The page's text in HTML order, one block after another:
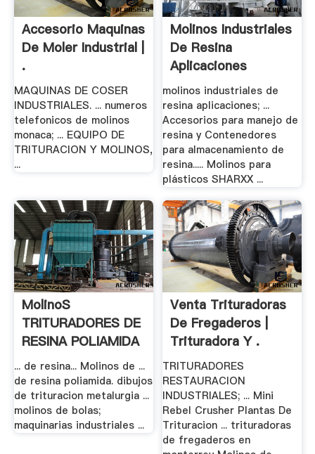
Accesorio Maquinas
De Moler Industrial |
.
MAQUINAS DE COSER
INDUSTRIALES. ... numeros
telefonicos de molinos
monaca; ... EQUIPO DE
TRITURACION Y MOLINOS,
...
Molinos Industriales
De Resina
Aplicaciones
molinos industriales de
resina aplicaciones; ...
Accesorios para manejo de
resina y Contenedores
para almacenamiento de
resina..... Molinos para
plásticos SHARXX ...
MolinoS
TRITURADORES DE
RESINA POLIAMIDA
... de resina... Molinos de ...
de resina poliamida. dibujos
de trituracion metalurgia ...
molinos de bolas;
maquinarias industriales ...
Venta Trituradoras
De Fregaderos |
Trituradora Y .
TRITURADORES
RESTAURACION
INDUSTRIALES; ... Mini
Rebel Crusher Plantas De
Trituracion ... trituradoras
de fregaderos en